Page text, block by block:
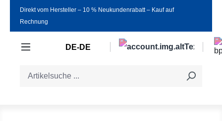
Zum Hauptinhalt springen
Direkt vom Hersteller ‒ 10 % Neukundenrabatt ‒ Kauf auf
Rechnung
DE-DE